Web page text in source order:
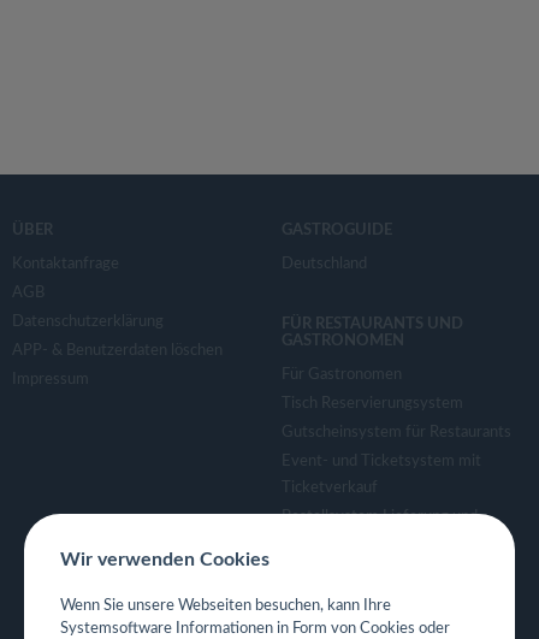
ÜBER
Kontaktanfrage
AGB
Datenschutzerklärung
APP- & Benutzerdaten löschen
Impressum
GASTROGUIDE
Deutschland
FÜR RESTAURANTS UND
GASTRONOMEN
Für Gastronomen
Tisch Reservierungsystem
Gutscheinsystem für Restaurants
Event- und Ticketsystem mit
Ticketverkauf
Bestellsystem Lieferung und
Eigene App für Restaurant
Wir verwenden Cookies
Wenn Sie unsere Webseiten besuchen, kann Ihre
Systemsoftware Informationen in Form von Cookies oder